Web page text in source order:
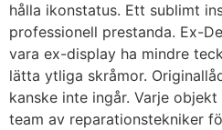
hålla ikonstatus. Ett sublimt
professionell prestanda. Ex-
vara ex-display ha mindre
lätta ytliga skråmor.
kanske inte ingår. Varje
team av reparationstekniker